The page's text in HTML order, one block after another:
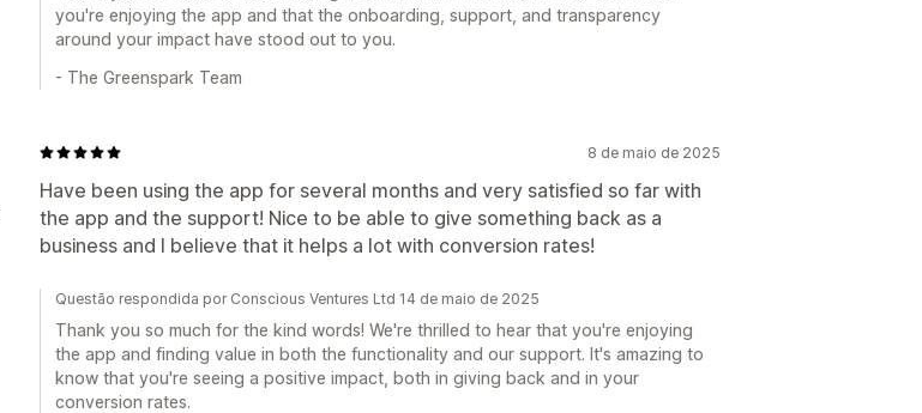
you're enjoying the app and that the onboarding, support, and transparency
around your impact have stood out to you.
- The Greenspark Team
8 de maio de 2025
Have been using the app for several months and very satisfied so far with
the app and the support! Nice to be able to give something back as a
business and I believe that it helps a lot with conversion rates!
Questão respondida por Conscious Ventures Ltd 14 de maio de 2025
Thank you so much for the kind words! We're thrilled to hear that you're enjoying
the app and finding value in both the functionality and our support. It's amazing to
know that you're seeing a positive impact, both in giving back and in your
conversion rates.